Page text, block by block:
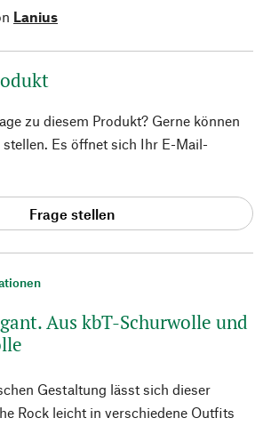
Aus kbT-Schurwolle und
Gestaltung lässt sich dieser
Rock leicht in verschiedene Outfits
Lanius
zu diesem Produkt? Gerne können
stellen. Es öffnet sich Ihr E-Mail-
Frage stellen